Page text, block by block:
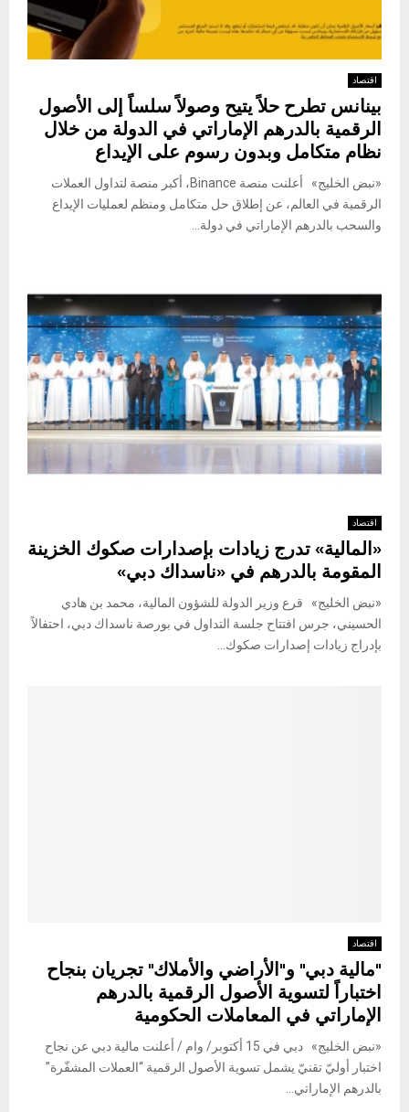
اقتصاد
بينانس تطرح حلاً يتيح وصولاً سلساً إلى الأصول
الرقمية بالدرهم الإماراتي في الدولة من خلال
نظام متكامل وبدون رسوم على الإيداع
«نبض الخليج» أعلنت منصة Binance، أكبر منصة لتداول العملات
الرقمية في العالم، عن إطلاق حل متكامل ومنظم لعمليات الإيداع
والسحب بالدرهم الإماراتي في دولة...
اقتصاد
«المالية» تدرج زيادات بإصدارات صكوك الخزينة
المقومة بالدرهم في «ناسداك دبي»
«نبض الخليج» قرع وزير الدولة للشؤون المالية، محمد بن هادي
الحسيني، جرس افتتاح جلسة التداول في بورصة ناسداك دبي، احتفالاً
بإدراج زيادات إصدارات صكوك...
اقتصاد
"مالية دبي" و"الأراضي والأملاك" تجريان بنجاح
اختباراً لتسوية الأصول الرقمية بالدرهم
الإماراتي في المعاملات الحكومية
«نبض الخليج» دبي في 15 أكتوبر/ وام / أعلنت مالية دبي عن نجاح
اختبار أوليّ تقنيّ يشمل تسوية الأصول الرقمية “العملات المشفّرة”
بالدرهم الإماراتي...